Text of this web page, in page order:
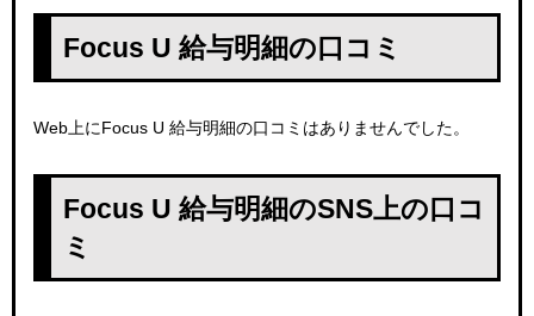
Focus U 給与明細の口コミ
Web上にFocus U 給与明細の口コミはありませんでした。
Focus U 給与明細のSNS上の口コ
ミ